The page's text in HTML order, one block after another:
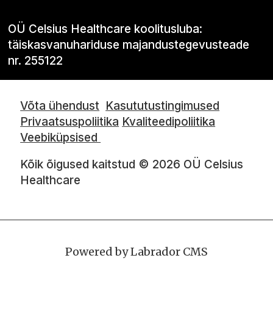
OÜ Celsius Healthcare koolitusluba:
täiskasvanuhariduse majandustegevusteade
nr. 255122
Võta ühendust Kasututustingimused
Privaatsuspoliitika Kvaliteedipoliitika
Veebiküpsised
Kõik õigused kaitstud © 2026 OÜ Celsius
Healthcare
Powered by Labrador CMS